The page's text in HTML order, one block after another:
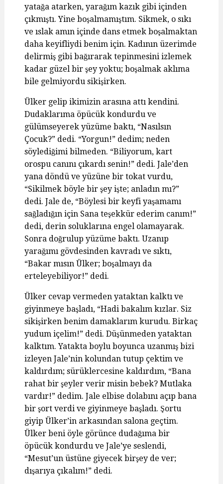
yatağa atarken, yarağım kazık gibi içinden
çıkmıştı. Yine boşalmamıştım. Sikmek, o sıkı
ve ıslak amın içinde dans etmek boşalmaktan
daha keyifliydi benim için. Kadının üzerimde
delirmiş gibi bağırarak tepinmesini izlemek
kadar güzel bir şey yoktu; boşalmak aklıma
bile gelmiyordu sikişirken.
Ülker gelip ikimizin arasına attı kendini.
Dudaklarıma öpücük kondurdu ve
gülümseyerek yüzüme baktı, “Nasılsın
Çocuk?” dedi. “Yorgun!” dedim; neden
söylediğimi bilmeden. “Biliyorum, kart
orospu canını çıkardı senin!” dedi. Jale’den
yana döndü ve yüzüne bir tokat vurdu,
“Sikilmek böyle bir şey işte; anladın mı?”
dedi. Jale de, “Böylesi bir keyfi yaşamamı
sağladığın için Sana teşekkür ederim canım!”
dedi, derin soluklarına engel olamayarak.
Sonra doğrulup yüzüme baktı. Uzanıp
yarağımı gövdesinden kavradı ve sıktı,
“Bakar mısın Ülker; boşalmayı da
erteleyebiliyor!” dedi.
Ülker cevap vermeden yataktan kalktı ve
giyinmeye başladı, “Hadi bakalım kızlar. Siz
sikişirken benim damaklarım kurudu. Birkaç
yudum içelim!” dedi. Düşünmeden yataktan
kalktım. Yatakta boylu boyunca uzanmış bizi
izleyen Jale’nin kolundan tutup çektim ve
kaldırdım; sürüklercesine kaldırdım, “Bana
rahat bir şeyler verir misin bebek? Mutlaka
vardır!” dedim. Jale elbise dolabını açıp bana
bir şort verdi ve giyinmeye başladı. Şortu
giyip Ülker’in arkasından salona geçtim.
Ülker beni öyle görünce dudağıma bir
öpücük kondurdu ve Jale’ye seslendi,
“Mesut’un üstüne giyecek birşey de ver;
dışarıya çıkalım!” dedi.